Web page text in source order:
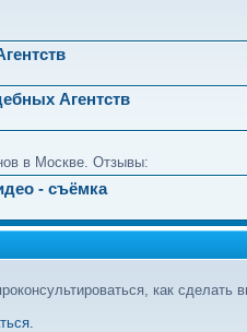
Агентств
в Москве. Отзывы:
- съёмка
как сделать